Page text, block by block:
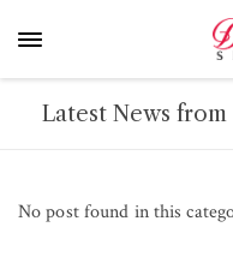
Latest News from
No post found in this